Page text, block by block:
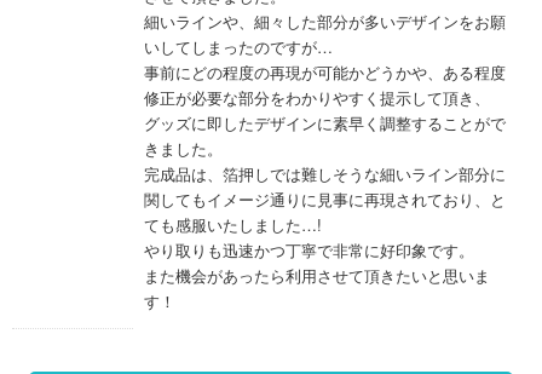
細いラインや、細々した部分が多いデザインをお願
いしてしまったのですが…
事前にどの程度の再現が可能かどうかや、ある程度
修正が必要な部分をわかりやすく提示して頂き、
グッズに即したデザインに素早く調整することがで
きました。
完成品は、箔押しでは難しそうな細いライン部分に
関してもイメージ通りに見事に再現されており、と
ても感服いたしました…!
やり取りも迅速かつ丁寧で非常に好印象です。
また機会があったら利用させて頂きたいと思いま
す！